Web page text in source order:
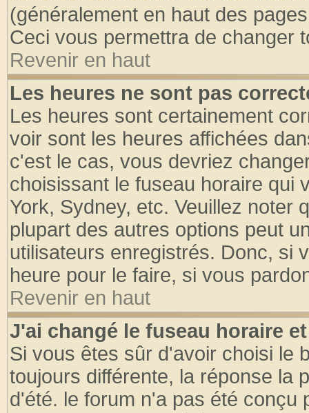
(généralement en haut des
Ceci vous permettra de changer
Revenir en haut
Les heures ne sont pas
Les heures sont certainement
voir sont les heures affichées
c'est le cas, vous devriez
choisissant le fuseau horaire qui
York, Sydney, etc. Veuillez noter
plupart des autres options peut
utilisateurs enregistrés. Donc, si
heure pour le faire, si vous
Revenir en haut
J'ai changé le fuseau horaire
Si vous êtes sûr d'avoir choisi le
toujours différente, la réponse la
d'été. le forum n'a pas été conçu